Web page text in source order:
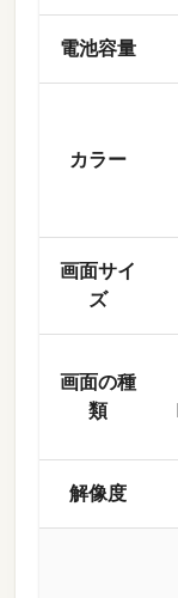
電池容量
カラー
画面サイ
ズ
画面の種
類
解像度